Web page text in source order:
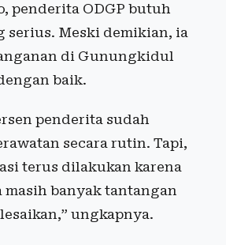
penderita ODGP butuh
serius. Meski demikian, ia
di Gunungkidul
baik.
penderita sudah
secara rutin. Tapi,
terus dilakukan karena
masih banyak tantangan
ungkapnya.